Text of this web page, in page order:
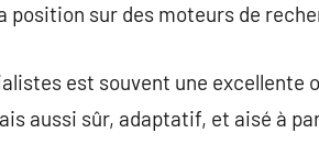
position sur des moteurs de
est souvent une excellente
aussi sûr, adaptatif, et aisé à